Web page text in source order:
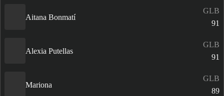
Aitana Bonmatí
GLB
91
Alexia Putellas
GLB
91
Mariona
GLB
89